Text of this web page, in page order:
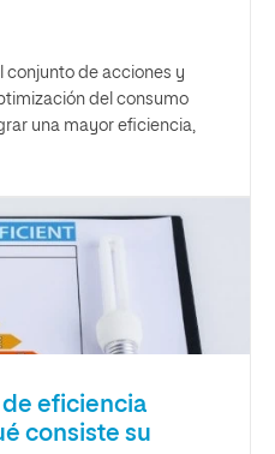
conjunto de acciones y
del consumo
una mayor eficiencia,
eficiencia
consiste su